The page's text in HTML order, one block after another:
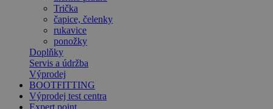
Trička
čapice, čelenky
rukavice
ponožky
Doplňky
Servis a údržba
Výprodej
BOOTFITTING
Výprodej test centra
Expert point